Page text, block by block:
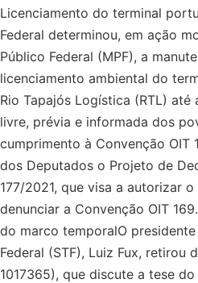
Licenciamento do terminal
Federal determinou, em ação
Público Federal (MPF), a
licenciamento ambiental do
Rio Tapajós Logística (RTL)
livre, prévia e informada dos
cumprimento à Convenção OIT
dos Deputados o Projeto de
177/2021, que visa a autorizar
denunciar a Convenção OIT
do marco temporalO
Federal (STF), Luiz Fux, retirou
1017365), que discute a tese